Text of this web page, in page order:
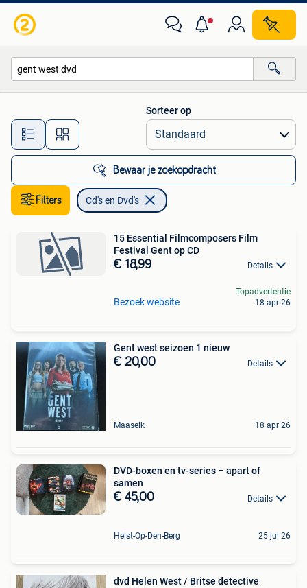
Alle afstanden…
Sorteer op
Bewaar je zoekopdracht
Filters Cd's en Dvd's
15 Essential Filmcomposers Film
Festival Gent op CD
€ 18,99 Details
Bezoek website
Topadvertentie
18 apr 26
Gent west seizoen 1 nieuw
€ 20,00 Details
Maaseik 18 apr 26
DVD-boxen en tv-series – apart of
samen
€ 45,00 Details
Heist-Op-Den-Berg 25 jul 26
dvd Helen West / Britse detective